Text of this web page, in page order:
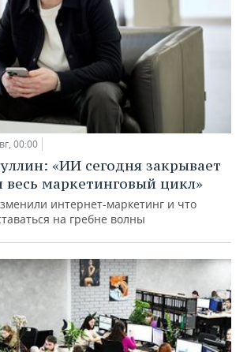
00:00
«ИИ сегодня закрывает
весь маркетинговый цикл»
интернет-маркетинг и что
на гребне волны